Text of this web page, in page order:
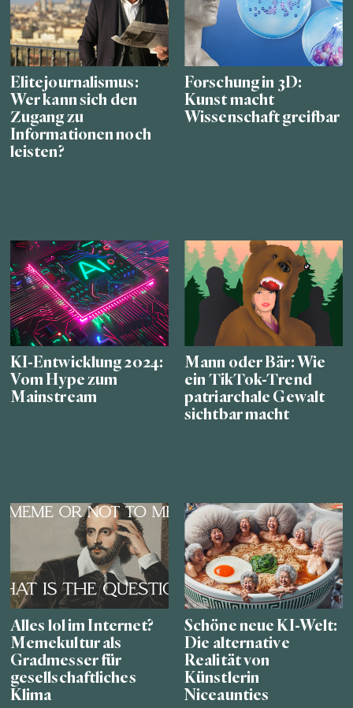
Elitejournalismus:
Wer kann sich den
Zugang zu
Informationen noch
leisten?
Forschung in 3D:
Kunst macht
Wissenschaft greifbar
KI-Entwicklung 2024:
Vom Hype zum
Mainstream
Mann oder Bär: Wie
ein TikTok-Trend
patriarchale Gewalt
sichtbar macht
Alles lol im Internet?
Memekultur als
Gradmesser für
gesellschaftliches
Klima
Schöne neue KI-Welt:
Die alternative
Realität von
Künstlerin
Niceaunties